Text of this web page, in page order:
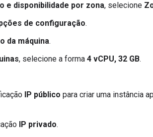
e disponibilidade por zona, selecione
de configuração.
da máquina.
, selecione a forma 4 vCPU, 32 GB.
IP público para criar uma instância
IP privado.